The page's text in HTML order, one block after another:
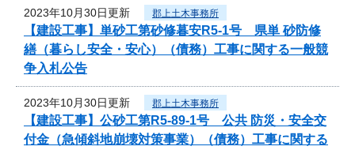
2023年10月30日更新 郡上土木事務所
【建設工事】単砂工第砂修暮安R5-1号 県単 砂防修
繕（暮らし安全・安心）（債務）工事に関する一般競
争入札公告
2023年10月30日更新 郡上土木事務所
【建設工事】公砂工第R5-89-1号 公共 防災・安全交
付金（急傾斜地崩壊対策事業）（債務）工事に関する